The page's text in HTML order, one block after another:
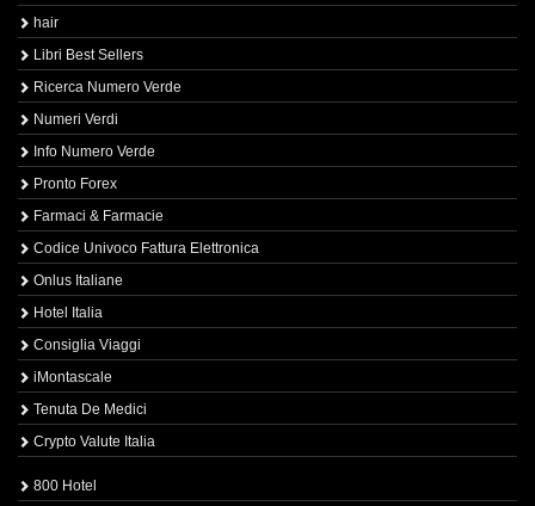
hair
Libri Best Sellers
Ricerca Numero Verde
Numeri Verdi
Info Numero Verde
Pronto Forex
Farmaci & Farmacie
Codice Univoco Fattura Elettronica
Onlus Italiane
Hotel Italia
Consiglia Viaggi
iMontascale
Tenuta De Medici
Crypto Valute Italia
800 Hotel